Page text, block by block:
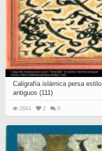
Caligrafía islámica persa
antiguos (111)
2661 2 0